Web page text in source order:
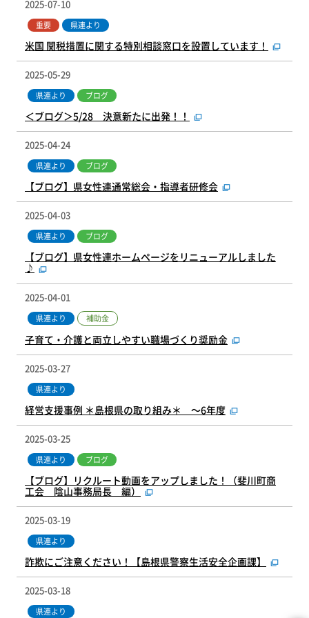
2025-07-10
重要 県連より
米国 関税措置に関する特別相談窓口を設置しています！
2025-05-29
県連より ブログ
＜ブログ＞5/28 決意新たに出発！！
2025-04-24
県連より ブログ
【ブログ】県女性連通常総会・指導者研修会
2025-04-03
県連より ブログ
【ブログ】県女性連ホームページをリニューアルしました
♪
2025-04-01
県連より 補助金
子育て・介護と両立しやすい職場づくり奨励金
2025-03-27
県連より
経営支援事例 ＊島根県の取り組み＊ ～6年度
2025-03-25
県連より ブログ
【ブログ】リクルート動画をアップしました！（斐川町商
工会 陰山事務局長 編）
2025-03-19
県連より
詐欺にご注意ください！【島根県警察生活安全企画課】
2025-03-18
県連より